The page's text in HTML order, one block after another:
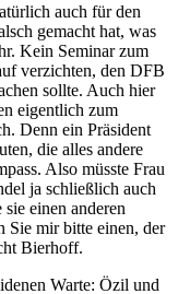
auch für den
gemacht hat, was
Kein Seminar zum
verzichten, den DFB
sollte. Auch hier
eigentlich zum
Denn ein Präsident
die alles andere
Also müsste Frau
ja schließlich auch
einen anderen
Sie mir bitte einen, der
Bierhoff.
Warte: Özil und